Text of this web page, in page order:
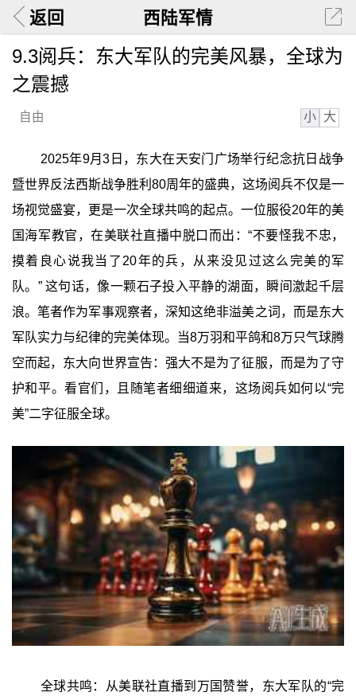
返回 西陆军情
9.3阅兵：东大军队的完美风暴，全球为
之震撼
自由 小 大
2025年9月3日，东大在天安门广场举行纪念抗日战争
暨世界反法西斯战争胜利80周年的盛典，这场阅兵不仅是一
场视觉盛宴，更是一次全球共鸣的起点。一位服役20年的美
国海军教官，在美联社直播中脱口而出：“不要怪我不忠，
摸着良心说我当了20年的兵，从来没见过这么完美的军
队。” 这句话，像一颗石子投入平静的湖面，瞬间激起千层
浪。笔者作为军事观察者，深知这绝非溢美之词，而是东大
军队实力与纪律的完美体现。当8万羽和平鸽和8万只气球腾
空而起，东大向世界宣告：强大不是为了征服，而是为了守
护和平。看官们，且随笔者细细道来，这场阅兵如何以“完
美”二字征服全球。
全球共鸣：从美联社直播到万国赞誉，东大军队的“完